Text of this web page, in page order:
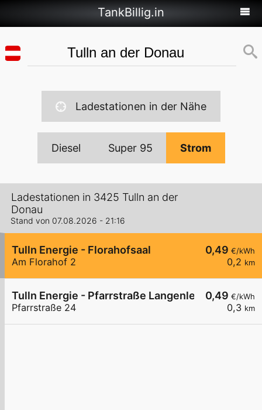
TankBillig.in
Ladestationen in der Nähe
Diesel Super 95 Strom
Ladestationen in 3425 Tulln an der
Donau
Stand von 07.08.2026 - 21:16
0,49 €/kWh
0,2 km
Tulln Energie - Florahofsaal
Am Florahof 2
0,49 €/kWh
0,3 km
Tulln Energie - Pfarrstraße Langenlebarn
Pfarrstraße 24